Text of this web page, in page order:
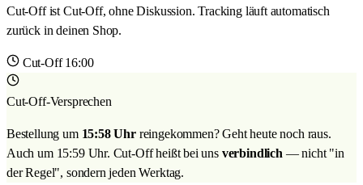
Cut-Off ist Cut-Off, ohne Diskussion. Tracking läuft automatisch
zurück in deinen Shop.
Cut-Off 16:00
Cut-Off-Versprechen
Bestellung um 15:58 Uhrreingekommen? Geht heute noch raus.
Auch um 15:59 Uhr. Cut-Off heißt bei uns verbindlich — nicht "in
der Regel", sondern jeden Werktag.